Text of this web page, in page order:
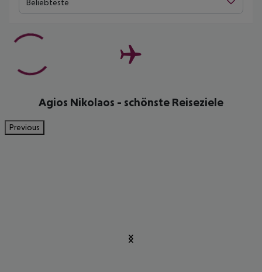
Beliebteste
Agios Nikolaos - schönste Reiseziele
Previous